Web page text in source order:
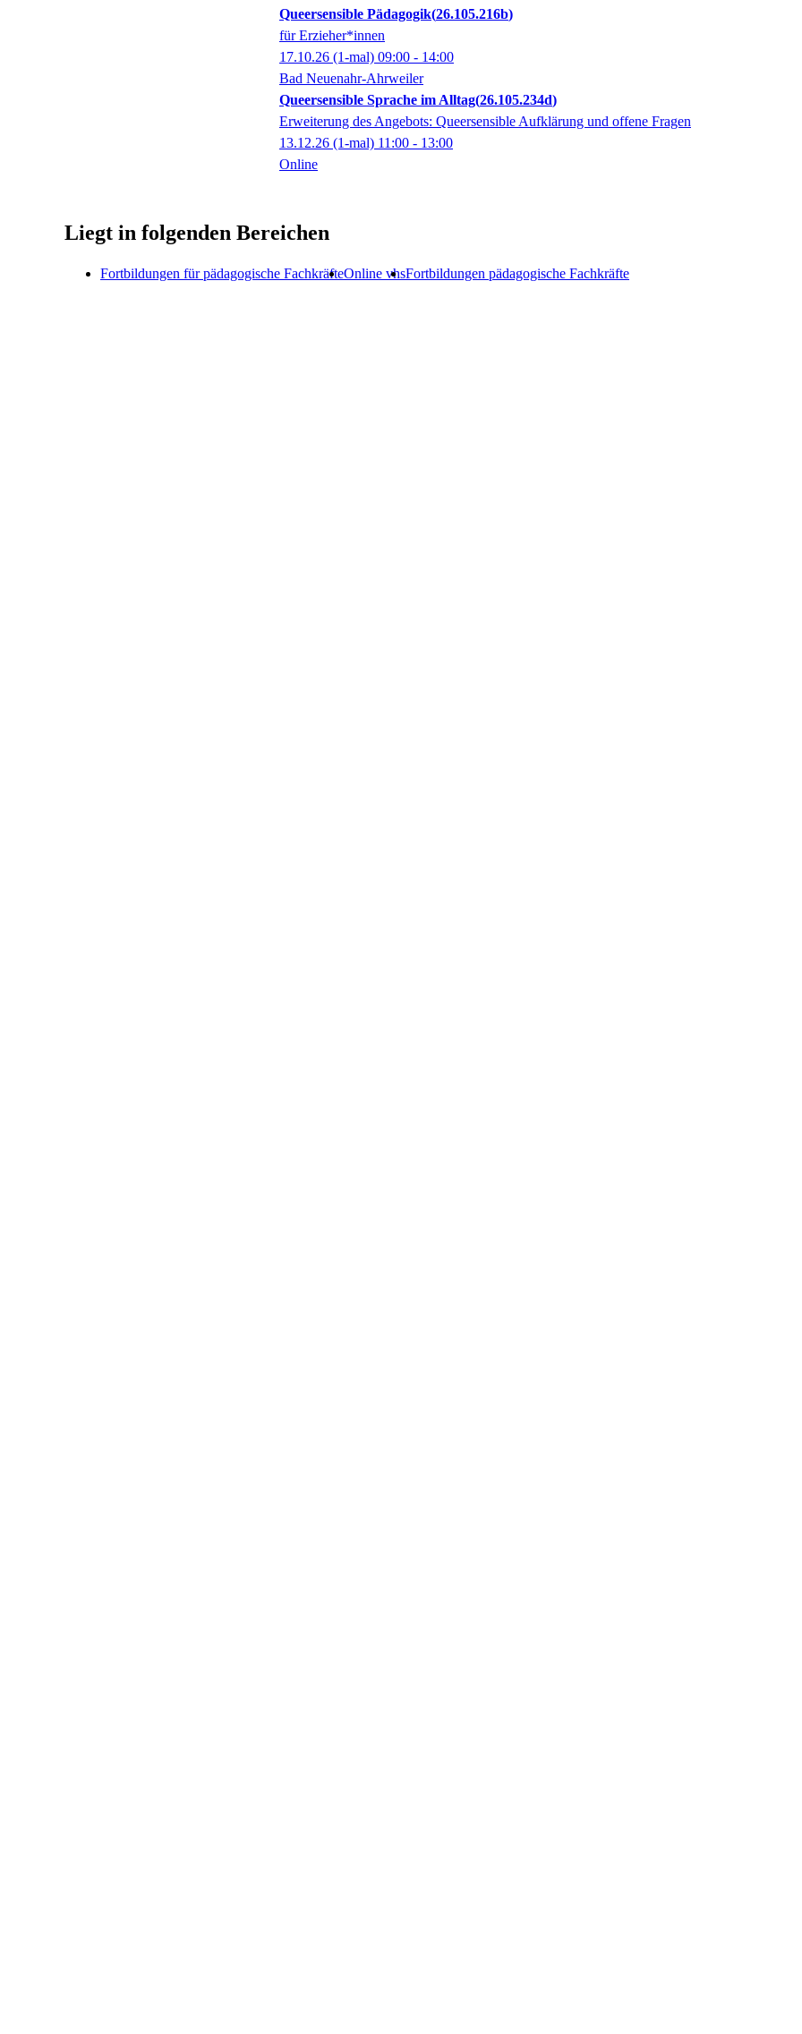
Queersensible Pädagogik 26.105.216b
für Erzieher*innen
17.10.26 (1-mal) 09:00 - 14:00
Bad Neuenahr-Ahrweiler
Queersensible Sprache im Alltag 26.105.234d
Erweiterung des Angebots: Queersensible Aufklärung und offene Fragen
13.12.26 (1-mal) 11:00 - 13:00
Online
Liegt in folgenden Bereichen
Fortbildungen für pädagogische FachkräfteOnline vhsFortbildungen pädagogische Fachkräfte